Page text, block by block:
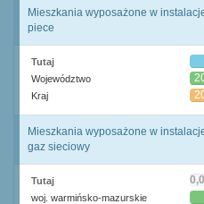
Mieszkania wyposażone w
piece
Tutaj
Województwo
Kraj
Mieszkania wyposażone w
gaz sieciowy
Tutaj
woj. warmińsko-mazurskie